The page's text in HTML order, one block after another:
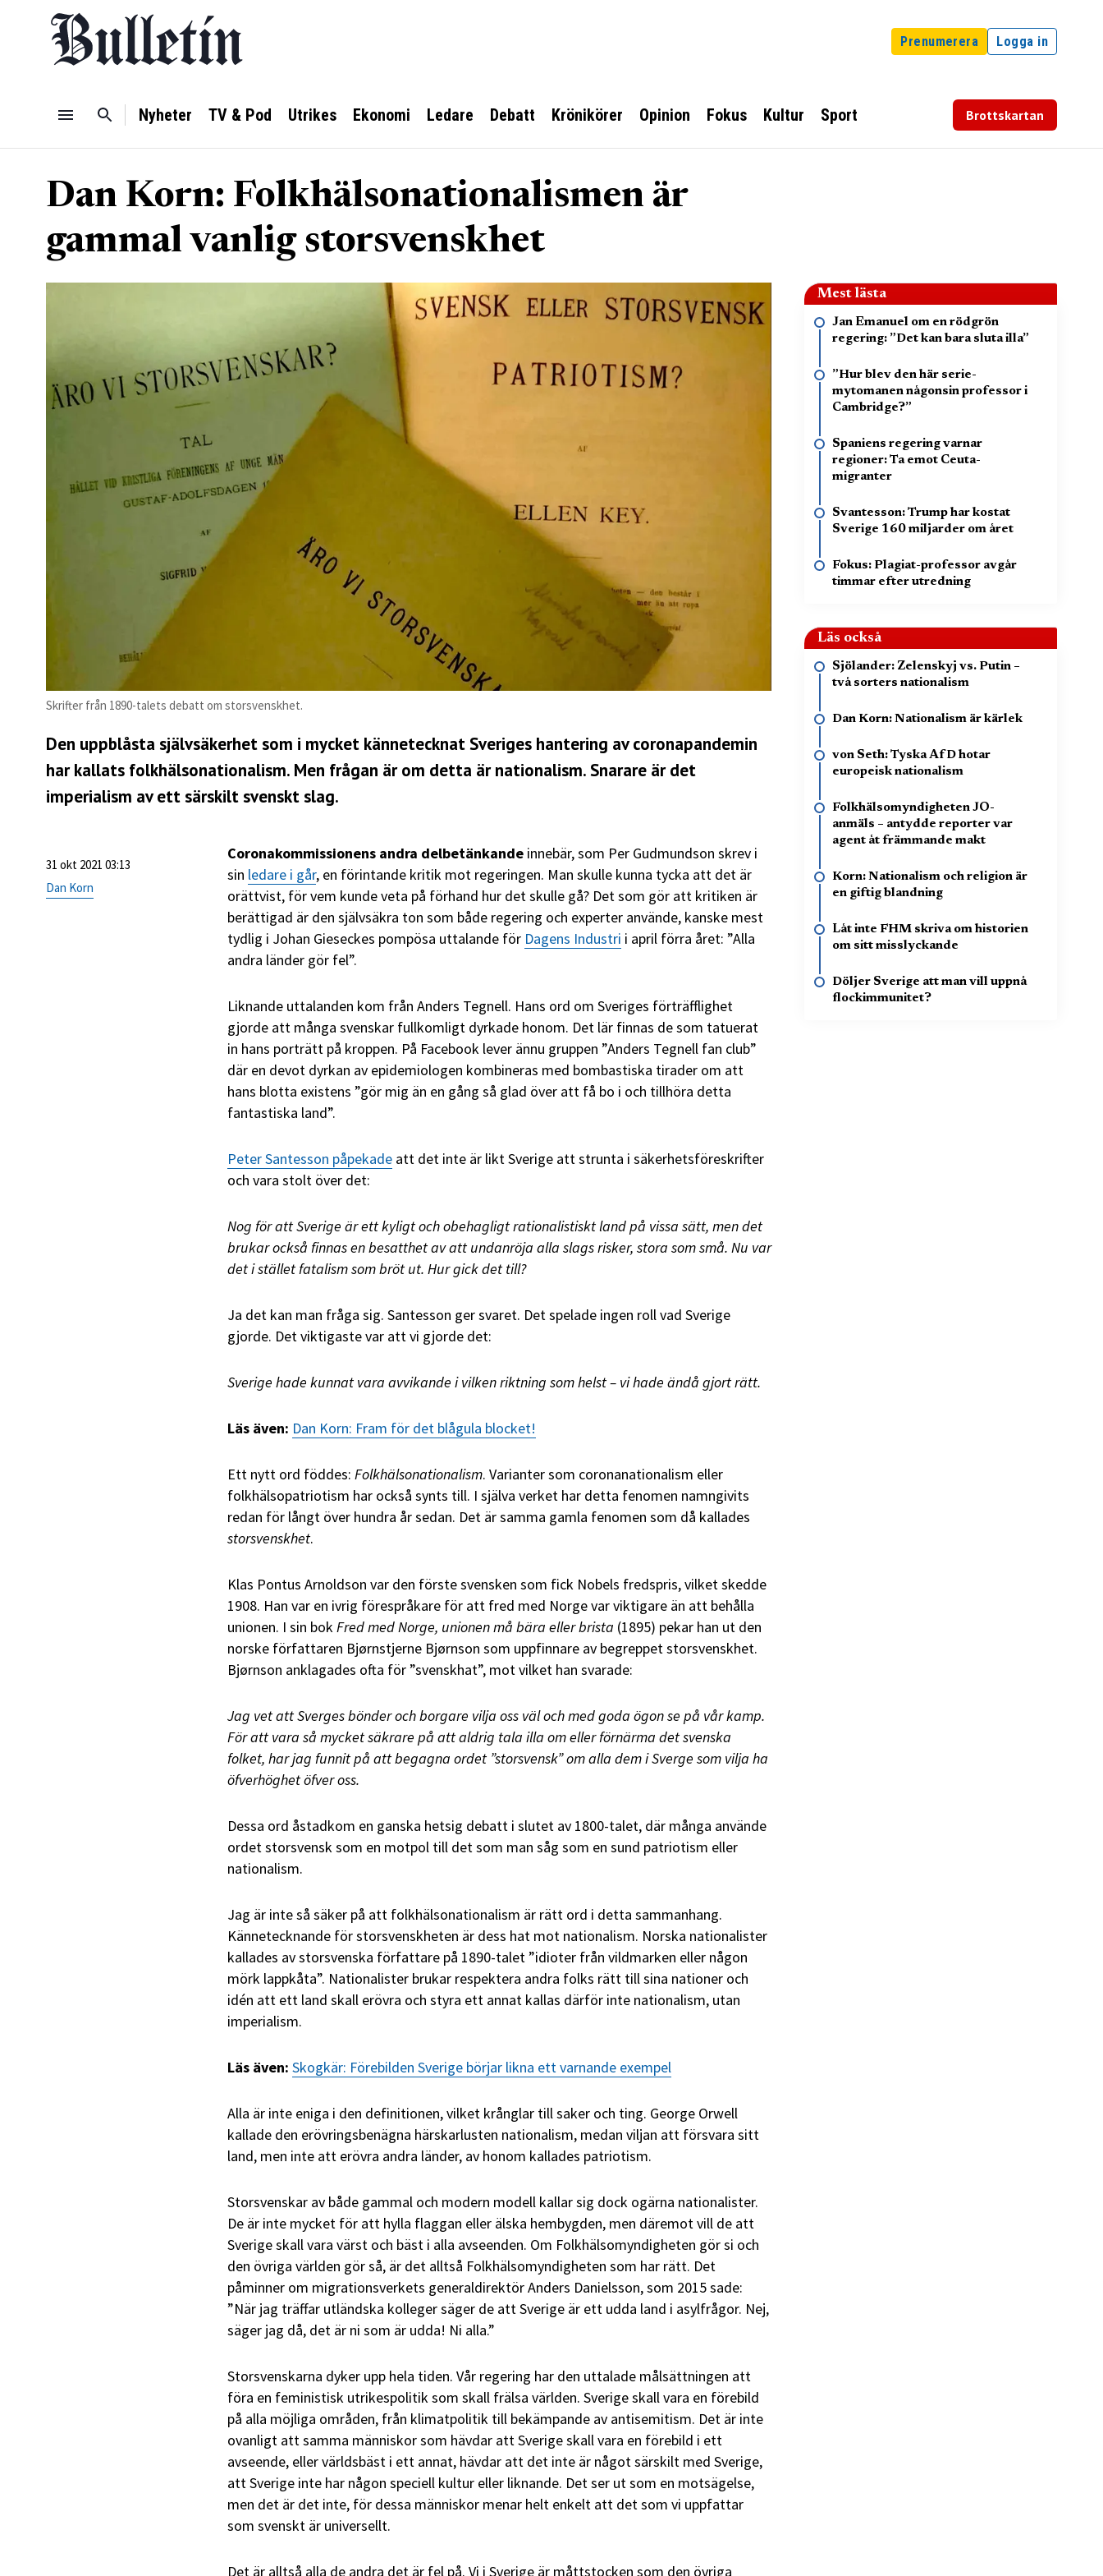
Prenumerera Logga in
Nyheter TV & Pod Utrikes Ekonomi Ledare Debatt Krönikörer Opinion Fokus Kultur Sport Brottskartan
Dan Korn: Folkhälsonationalismen är
gammal vanlig storsvenskhet
Skrifter från 1890-talets debatt om storsvenskhet.
Den uppblåsta självsäkerhet som i mycket kännetecknat Sveriges hantering av coronapandemin
har kallats folkhälsonationalism. Men frågan är om detta är nationalism. Snarare är det
imperialism av ett särskilt svenskt slag.
31 okt 2021 03:13
Dan Korn
Coronakommissionens andra delbetänkande innebär, som Per Gudmundson skrev i
sin ledare i går, en förintande kritik mot regeringen. Man skulle kunna tycka att det är
orättvist, för vem kunde veta på förhand hur det skulle gå? Det som gör att kritiken är
berättigad är den självsäkra ton som både regering och experter använde, kanske mest
tydlig i Johan Gieseckes pompösa uttalande för Dagens Industri i april förra året: ”Alla
andra länder gör fel”.
Liknande uttalanden kom från Anders Tegnell. Hans ord om Sveriges förträfflighet
gjorde att många svenskar fullkomligt dyrkade honom. Det lär finnas de som tatuerat
in hans porträtt på kroppen. På Facebook lever ännu gruppen ”Anders Tegnell fan club”
där en devot dyrkan av epidemiologen kombineras med bombastiska tirader om att
hans blotta existens ”gör mig än en gång så glad över att få bo i och tillhöra detta
fantastiska land”.
Peter Santesson påpekade att det inte är likt Sverige att strunta i säkerhetsföreskrifter
och vara stolt över det:
Nog för att Sverige är ett kyligt och obehagligt rationalistiskt land på vissa sätt, men det
brukar också finnas en besatthet av att undanröja alla slags risker, stora som små. Nu var
det i stället fatalism som bröt ut. Hur gick det till?
Ja det kan man fråga sig. Santesson ger svaret. Det spelade ingen roll vad Sverige
gjorde. Det viktigaste var att vi gjorde det:
Sverige hade kunnat vara avvikande i vilken riktning som helst – vi hade ändå gjort rätt.
Läs även: Dan Korn: Fram för det blågula blocket!
Ett nytt ord föddes: Folkhälsonationalism. Varianter som coronanationalism eller
folkhälsopatriotism har också synts till. I själva verket har detta fenomen namngivits
redan för långt över hundra år sedan. Det är samma gamla fenomen som då kallades
storsvenskhet.
Klas Pontus Arnoldson var den förste svensken som fick Nobels fredspris, vilket skedde
1908. Han var en ivrig förespråkare för att fred med Norge var viktigare än att behålla
unionen. I sin bokFred med Norge, unionen må bära eller brista (1895) pekar han ut den
norske författaren Bjørnstjerne Bjørnson som uppfinnare av begreppet storsvenskhet.
Bjørnson anklagades ofta för ”svenskhat”, mot vilket han svarade:
Jag vet att Sverges bönder och borgare vilja oss väl och med goda ögon se på vår kamp.
För att vara så mycket säkrare på att aldrig tala illa om eller förnärma det svenska
folket, har jag funnit på att begagna ordet ”storsvensk” om alla dem i Sverge som vilja ha
öfverhöghet öfver oss.
Dessa ord åstadkom en ganska hetsig debatt i slutet av 1800-talet, där många använde
ordet storsvensk som en motpol till det som man såg som en sund patriotism eller
nationalism.
Jag är inte så säker på att folkhälsonationalism är rätt ord i detta sammanhang.
Kännetecknande för storsvenskheten är dess hat mot nationalism. Norska nationalister
kallades av storsvenska författare på 1890-talet ”idioter från vildmarken eller någon
mörk lappkåta”. Nationalister brukar respektera andra folks rätt till sina nationer och
idén att ett land skall erövra och styra ett annat kallas därför inte nationalism, utan
imperialism.
Läs även: Skogkär: Förebilden Sverige börjar likna ett varnande exempel
Alla är inte eniga i den definitionen, vilket krånglar till saker och ting. George Orwell
kallade den erövringsbenägna härskarlusten nationalism, medan viljan att försvara sitt
land, men inte att erövra andra länder, av honom kallades patriotism.
Storsvenskar av både gammal och modern modell kallar sig dock ogärna nationalister.
De är inte mycket för att hylla flaggan eller älska hembygden, men däremot vill de att
Sverige skall vara värst och bäst i alla avseenden. Om Folkhälsomyndigheten gör si och
den övriga världen gör så, är det alltså Folkhälsomyndigheten som har rätt. Det
påminner om migrationsverkets generaldirektör Anders Danielsson, som 2015 sade:
”När jag träffar utländska kolleger säger de att Sverige är ett udda land i asylfrågor. Nej,
säger jag då, det är ni som är udda! Ni alla.”
Storsvenskarna dyker upp hela tiden. Vår regering har den uttalade målsättningen att
föra en feministisk utrikespolitik som skall frälsa världen. Sverige skall vara en förebild
på alla möjliga områden, från klimatpolitik till bekämpande av antisemitism. Det är inte
ovanligt att samma människor som hävdar att Sverige skall vara en förebild i ett
avseende, eller världsbäst i ett annat, hävdar att det inte är något särskilt med Sverige,
att Sverige inte har någon speciell kultur eller liknande. Det ser ut som en motsägelse,
men det är det inte, för dessa människor menar helt enkelt att det som vi uppfattar
som svenskt är universellt.
Det är alltså alla de andra det är fel på. Vi i Sverige är måttstocken som den övriga
Mest lästa
Jan Emanuel om en rödgrön
regering: ”Det kan bara sluta illa”
”Hur blev den här serie-
mytomanen någonsin professor i
Cambridge?”
Spaniens regering varnar
regioner: Ta emot Ceuta-
migranter
Svantesson: Trump har kostat
Sverige 160 miljarder om året
Fokus: Plagiat-professor avgår
timmar efter utredning
Läs också
Sjölander: Zelenskyj vs. Putin –
två sorters nationalism
Dan Korn: Nationalism är kärlek
von Seth: Tyska AfD hotar
europeisk nationalism
Folkhälsomyndigheten JO-
anmäls – antydde reporter var
agent åt främmande makt
Korn: Nationalism och religion är
en giftig blandning
Låt inte FHM skriva om historien
om sitt misslyckande
Döljer Sverige att man vill uppnå
flockimmunitet?